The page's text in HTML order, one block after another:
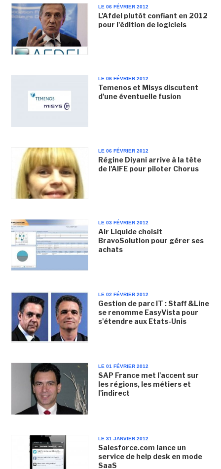
LE 06 FÉVRIER 2012
L'Afdel plutôt confiant en 2012
pour l'édition de logiciels
LE 06 FÉVRIER 2012
Temenos et Misys discutent
d'une éventuelle fusion
LE 06 FÉVRIER 2012
Régine Diyani arrive à la tête
de l'AIFE pour piloter Chorus
LE 03 FÉVRIER 2012
Air Liquide choisit
BravoSolution pour gérer ses
achats
LE 02 FÉVRIER 2012
Gestion de parc IT : Staff &Line
se renomme EasyVista pour
s'étendre aux Etats-Unis
LE 01 FÉVRIER 2012
SAP France met l'accent sur
les régions, les métiers et
l'indirect
LE 31 JANVIER 2012
Salesforce.com lance un
service de help desk en mode
SaaS